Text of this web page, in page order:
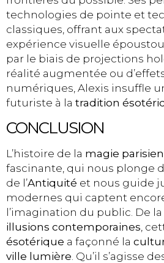
technologies de pointe et
classiques, offrant aux
expérience visuelle
par le biais de projections
réalité augmentée ou
numériques, Alexis insuffle
futuriste à la tradition
CONCLUSION
L’histoire de la magie
fascinante, qui nous plonge
de l’Antiquité et nous guide
modernes qui captent
l’imagination du public. De la
illusions contemporaines ,
ésotérique a façonné la
ville lumière . Qu’il s’agisse